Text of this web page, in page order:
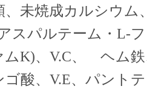
、未焼成カルシウ
スパルテーム・L-
ムK)、V.C、 ヘム
酸、V.E、パントテ